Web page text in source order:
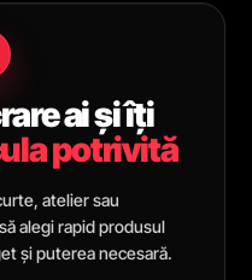
ai și îți
potrivită
atelier sau
alegi rapid produsul
și puterea necesară.